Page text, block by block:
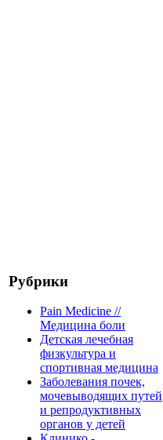
Рубрики
Pain Medicine //
Медицина боли
Детская лечебная
физкультура и
спортивная медицина
Заболевания почек,
мочевыводящих путей
и репродуктивных
органов у детей